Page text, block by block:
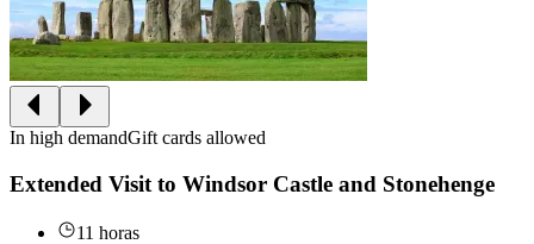
In high demandGift cards allowed
Extended Visit to Windsor Castle and Stonehenge
11 horas